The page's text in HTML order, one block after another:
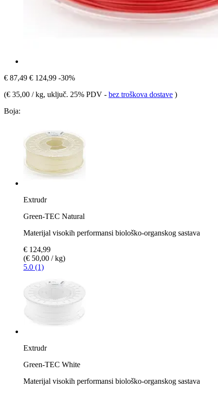
€ 87,49 € 124,99 -30%
(€ 35,00 / kg, uključ. 25% PDV - bez troškova dostave )
Boja:
Extrudr
Green-TEC Natural
Materijal visokih performansi biološko-organskog sastava
€ 124,99
(€ 50,00 / kg)
5.0 (1)
Extrudr
Green-TEC White
Materijal visokih performansi biološko-organskog sastava